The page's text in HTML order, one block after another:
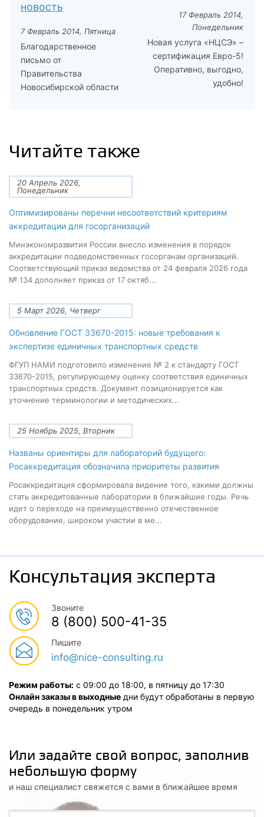
новость
7 Февраль 2014, Пятница
Благодарственное
письмо от
Правительства
Новосибирской области
17 Февраль 2014,
Понедельник
Новая услуга «НЦСЭ» –
сертификация Евро-5!
Оперативно, выгодно,
удобно!
Читайте также
20 Апрель 2026,
Понедельник
Оптимизированы перечни несоответствий критериям
аккредитации для госорганизаций
Минэкономразвития России внесло изменения в порядок
аккредитации подведомственных госорганам организаций.
Соответствующий приказ ведомства от 24 февраля 2026 года
№ 134 дополняет приказ от 17 октяб...
5 Март 2026, Четверг
Обновление ГОСТ 33670-2015: новые требования к
экспертизе единичных транспортных средств
ФГУП НАМИ подготовило изменение № 2 к стандарту ГОСТ
33670-2015, регулирующему оценку соответствия единичных
транспортных средств. Документ позиционируется как
уточнение терминологии и методических...
25 Ноябрь 2025, Вторник
Названы ориентиры для лабораторий будущего:
Росаккредитация обозначила приоритеты развития
Росаккредитация сформировала видение того, какими должны
стать аккредитованные лаборатории в ближайшие годы. Речь
идет о переходе на преимущественно отечественное
оборудование, широком участии в ме...
Консультация эксперта
Звоните
8 (800) 500-41-35
Пишите
info@nice-consulting.ru
Режим работы: с 09:00 до 18:00, в пятницу до 17:30
Онлайн заказы в выходные дни будут обработаны в первую
очередь в понедельник утром
Или задайте свой вопрос, заполнив
небольшую форму
и наш специалист свяжется с вами в ближайшее время